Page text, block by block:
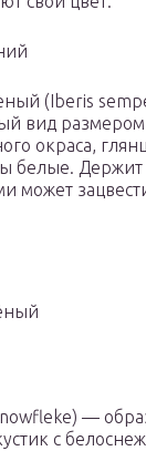
(Iberis
вид
окраса,
белые. Держит
может
—
с